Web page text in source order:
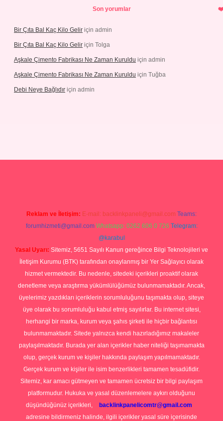
Son yorumlar
Bir Çıta Bal Kaç Kilo Gelir için admin
Bir Çıta Bal Kaç Kilo Gelir için Tolga
Aşkale Çimento Fabrikası Ne Zaman Kuruldu için admin
Aşkale Çimento Fabrikası Ne Zaman Kuruldu için Tuğba
Debi Neye Bağlıdır için admin
Reklam ve İletişim: E-mail: backlinkpaneli@gmail.com Teams:
forumhizmeti@gmail.com Whatsapp: 0262 606 0 726 Telegram:
@karabul
Yasal Uyarı: Sitemiz, 5651 Sayılı Kanun gereğince Bilgi Teknolojileri ve
İletişim Kurumu (BTK) tarafından onaylanmış bir Yer Sağlayıcı olarak
hizmet vermektedir. Bu nedenle, sitedeki içerikleri proaktif olarak
denetleme veya araştırma yükümlülüğümüz bulunmamaktadır. Ancak,
üyelerimiz yazdıkları içeriklerin sorumluluğunu taşımakta olup, siteye
üye olarak bu sorumluluğu kabul etmiş sayılırlar. Bu internet sitesi,
herhangi bir marka, kurum veya şahıs şirketi ile hiçbir bağlantısı
bulunmamaktadır. Sitede yalnızca kendi hazırladığımız makaleler
paylaşılmaktadır. Burada yer alan içerikler haber niteliği taşımamakta
olup, gerçek kurum ve kişiler hakkında paylaşım yapılmamaktadır.
Gerçek kurum ve kişiler ile isim benzerlikleri tamamen tesadüfidir.
Sitemiz, kar amacı gütmeyen ve tamamen ücretsiz bir bilgi paylaşım
platformudur. Hukuka ve yasal düzenlemelere aykırı olduğunu
düşündüğünüz içerikleri,
backlinkpanelicomtr@gmail.com
adresine bildirmeniz halinde, ilgili içerikler yasal süre içerisinde